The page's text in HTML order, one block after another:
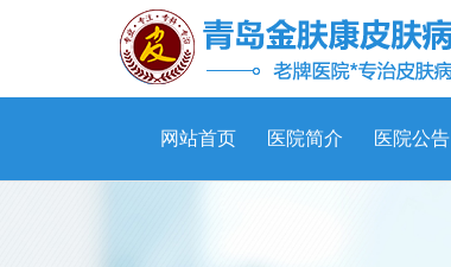
网站首页 医院简介 医院公告